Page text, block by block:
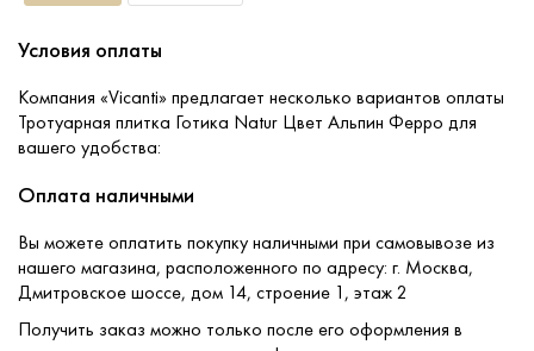
Портфолио
Доставка
Условия оплаты
Компания «Vicanti» предлагает несколько вариантов оплаты
Тротуарная плитка Готика Natur Цвет Альпин Ферро для
вашего удобства:
Оплата наличными
Вы можете оплатить покупку наличными при самовывозе из
нашего магазина, расположенного по адресу: г. Москва,
Дмитровское шоссе, дом 14, строение 1, этаж 2
Получить заказ можно только после его оформления в